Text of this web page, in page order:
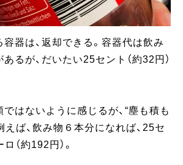
器は、返却できる。容器代は飲み
るが、だいたい25セント（約32円）
はないように感じるが、“塵も積も
えば、飲み物６本分になれば、25セ
（約192円）。